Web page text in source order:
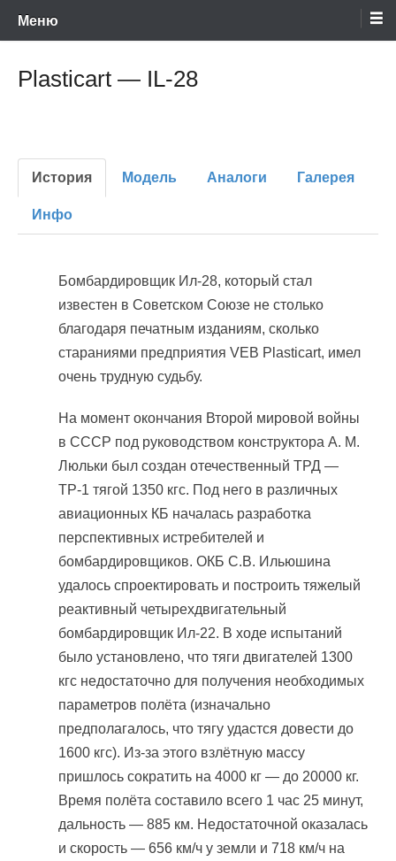
Перейти
Ретро-Модели.Ру
Энциклопедия отечественных и зарубежных сборных моделей
времен СССР и постсоветского периода. Проект участников сайтов
Меню
Plasticart — IL-28
История Модель Аналоги Галерея
Инфо
Бомбардировщик Ил-28, который стал
известен в Советском Союзе не столько
благодаря печатным изданиям, сколько
стараниями предприятия VEB Plasticart, имел
очень трудную судьбу.
На момент окончания Второй мировой войны
в СССР под руководством конструктора А. М.
Люльки был создан отечественный ТРД —
ТР-1 тягой 1350 кгс. Под него в различных
авиационных КБ началась разработка
перспективных истребителей и
бомбардировщиков. ОКБ С.В. Ильюшина
удалось спроектировать и построить тяжелый
реактивный четырехдвигательный
бомбардировщик Ил-22. В ходе испытаний
было установлено, что тяги двигателей 1300
кгс недостаточно для получения необходимых
параметров полёта (изначально
предполагалось, что тягу удастся довести до
1600 кгс). Из-за этого взлётную массу
пришлось сократить на 4000 кг — до 20000 кг.
Время полёта составило всего 1 час 25 минут,
дальность — 885 км. Недостаточной оказалась
и скорость — 656 км/ч у земли и 718 км/ч на